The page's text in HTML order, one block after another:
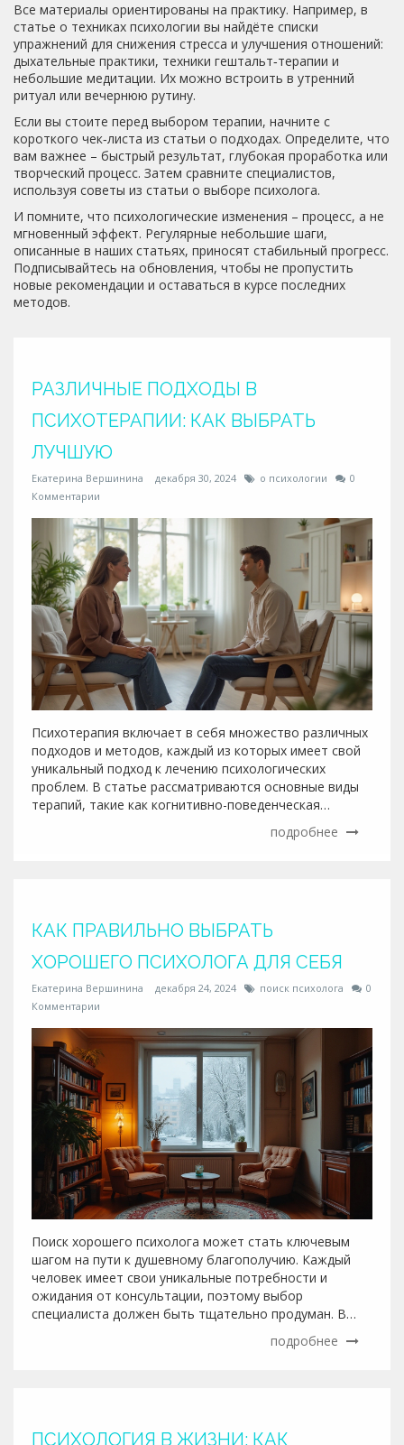
Все материалы ориентированы на практику. Например, в
статье о техниках психологии вы найдёте списки
упражнений для снижения стресса и улучшения отношений:
дыхательные практики, техники гештальт‑терапии и
небольшие медитации. Их можно встроить в утренний
ритуал или вечернюю рутину.
Если вы стоите перед выбором терапии, начните с
короткого чек‑листа из статьи о подходах. Определите, что
вам важнее – быстрый результат, глубокая проработка или
творческий процесс. Затем сравните специалистов,
используя советы из статьи о выборе психолога.
И помните, что психологические изменения – процесс, а не
мгновенный эффект. Регулярные небольшие шаги,
описанные в наших статьях, приносят стабильный прогресс.
Подписывайтесь на обновления, чтобы не пропустить
новые рекомендации и оставаться в курсе последних
методов.
РАЗЛИЧНЫЕ ПОДХОДЫ В
ПСИХОТЕРАПИИ: КАК ВЫБРАТЬ
ЛУЧШУЮ
Екатерина Вершинина декабря 30, 2024 о психологии
0
Комментарии
Психотерапия включает в себя множество различных
подходов и методов, каждый из которых имеет свой
уникальный подход к лечению психологических
проблем. В статье рассматриваются основные виды
терапий, такие как когнитивно-поведенческая
терапия. Каждый подход описан с точки зрения его
подробнее
КАК ПРАВИЛЬНО ВЫБРАТЬ
ХОРОШЕГО ПСИХОЛОГА ДЛЯ СЕБЯ
Екатерина Вершинина декабря 24, 2024 поиск психолога
0
Комментарии
Поиск хорошего психолога может стать ключевым
шагом на пути к душевному благополучию. Каждый
человек имеет свои уникальные потребности и
ожидания от консультации, поэтому выбор
специалиста должен быть тщательно продуман. В
статье обсуждаются основные шаги, которые
помогут вам в правильном выборе психолога, а также
подробнее
ПСИХОЛОГИЯ В ЖИЗНИ: КАК